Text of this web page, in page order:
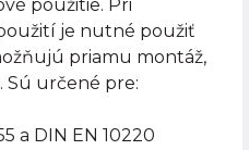
použitie. Pri
je nutné použiť
priamu montáž,
Sú určené pre:
a DIN EN 10220